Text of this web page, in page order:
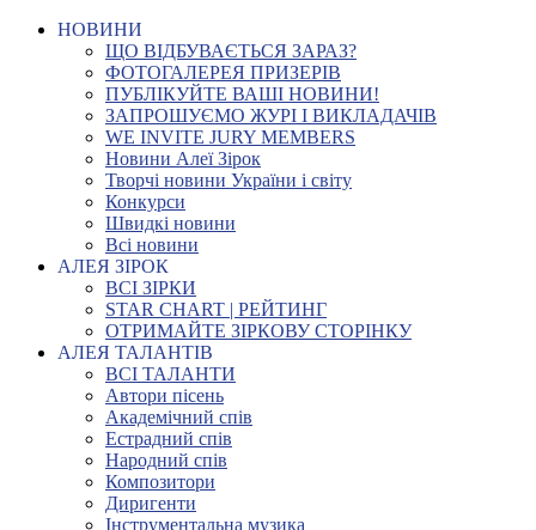
НОВИНИ
ЩО ВІДБУВАЄТЬСЯ ЗАРАЗ?
ФОТОГАЛЕРЕЯ ПРИЗЕРІВ
ПУБЛІКУЙТЕ ВАШІ НОВИНИ!
ЗАПРОШУЄМО ЖУРІ І ВИКЛАДАЧІВ
WE INVITE JURY MEMBERS
Новини Алеї Зірок
Творчі новини України і світу
Конкурси
Швидкі новини
Всі новини
АЛЕЯ ЗІРОК
ВСІ ЗІРКИ
STAR CHART | РЕЙТИНГ
ОТРИМАЙТЕ ЗІРКОВУ СТОРІНКУ
АЛЕЯ ТАЛАНТІВ
ВСІ ТАЛАНТИ
Автори пісень
Академічний спів
Естрадний спів
Народний спів
Композитори
Диригенти
Інструментальна музика